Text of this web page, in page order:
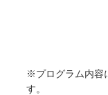
※プログラム内容
す。